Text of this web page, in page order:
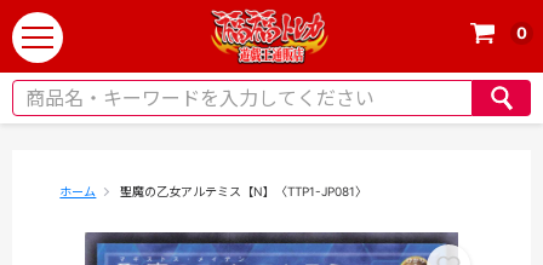
t
o
g
0
ホーム 聖魔の乙女アルテミス【N】〈TTP1-JP081〉